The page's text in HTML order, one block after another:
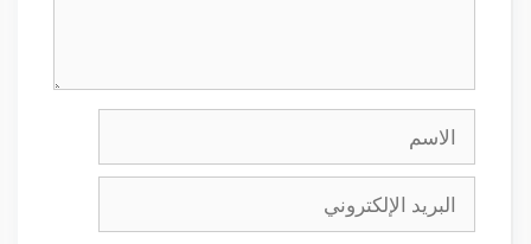
الإلكتروني